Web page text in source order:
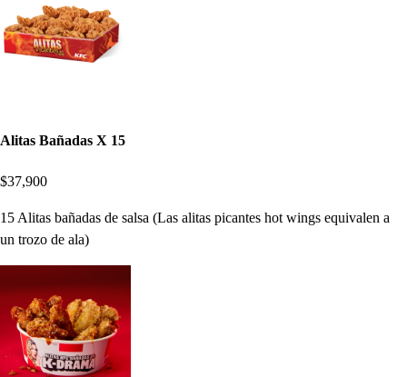
Alitas Bañadas X 15
$37,900
15 Alitas bañadas de salsa (Las alitas picantes hot wings equivalen a
un trozo de ala)